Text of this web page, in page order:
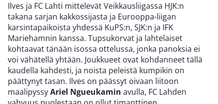
Ilves ja FC Lahti mittelevät Veikkausliigassa HJK:n
takana sarjan kakkossijasta ja Eurooppa-liigan
karsintapaikoista yhdessä KuPS:n, SJK:n ja IFK
Mariehamnin kanssa. Tupsukorvat ja lahtelaiset
kohtaavat tänään isossa ottelussa, jonka panoksia ei
voi vähätellä yhtään. Joukkueet ovat kohdanneet tällä
kaudella kahdesti, ja noista peleistä kumpikin on
päättynyt tasan. Ilves on päässyt oivaan liitoon
maalipyssyAriel Ngueukamin avulla, FC Lahden